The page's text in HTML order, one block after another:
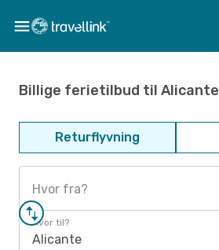
Billige ferietilbud til Alicante
Returflyvning
Hvor fra?
Hvor til?
Alicante